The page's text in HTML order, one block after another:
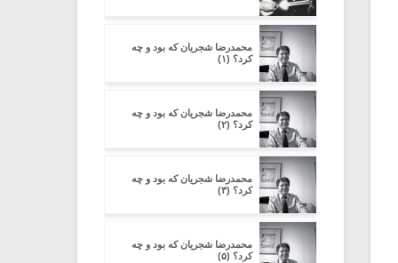
محمدرضا شجریان که بود و چه
کرد؟ (۱)
محمدرضا شجریان که بود و چه
کرد؟ (۲)
محمدرضا شجریان که بود و چه
کرد؟ (۳)
محمدرضا شجریان که بود و چه
کرد؟ (۵)